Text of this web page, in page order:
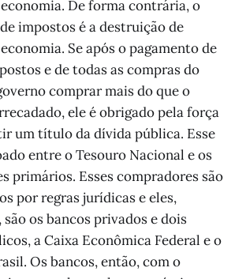
De forma contrária, o
impostos é a destruição de
Se após o pagamento de
e de todas as compras do
comprar mais do que o
ele é obrigado pela força
um título da dívida pública. Esse
entre o Tesouro Nacional e os
primários. Esses compradores são
por regras jurídicas e eles,
os bancos privados e dois
a Caixa Econômica Federal e o
Os bancos, então, com o